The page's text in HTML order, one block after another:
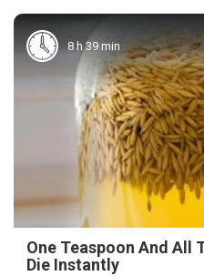
8 h 39 min
One Teaspoon And All
Die Instantly